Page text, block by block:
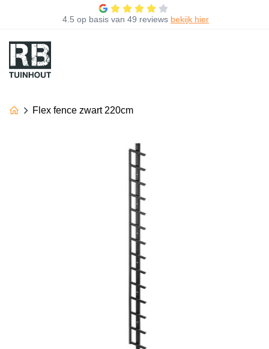
4.5 op basis van 49 reviews bekijk hier
Flex fence zwart 220cm